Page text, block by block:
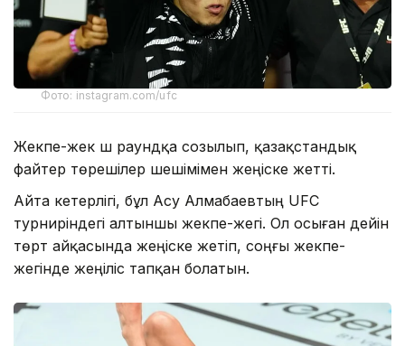
Фото: instagram.com/ufc
Жекпе-жек үш раундқа созылып, қазақстандық
файтер төрешілер шешімімен жеңіске жетті.
Айта кетерлігі, бұл Асу Алмабаевтың UFC
турниріндегі алтыншы жекпе-жегі. Ол осыған дейін
төрт айқасында жеңіске жетіп, соңғы жекпе-
жегінде жеңіліс тапқан болатын.